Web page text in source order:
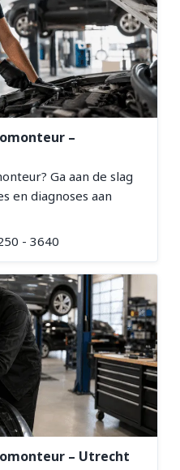
–
Ga aan de slag
en diagnoses aan
- 3640
– Utrecht